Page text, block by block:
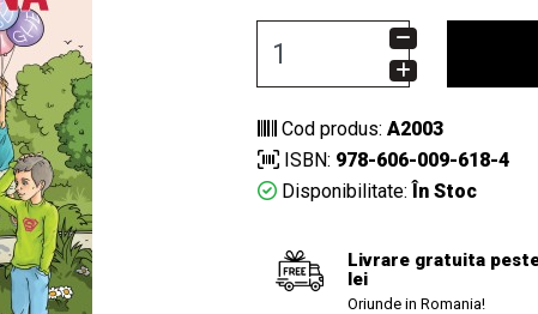
Cod produs: A2003
ISBN: 978-606-009-618-4
Disponibilitate: În Stoc
Livrare gratuita
lei
Oriunde in Romania!